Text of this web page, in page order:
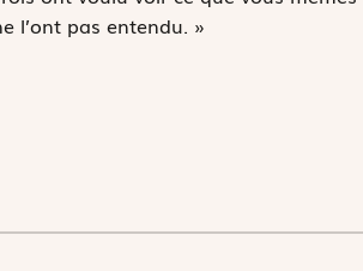
l’ont pas entendu. »